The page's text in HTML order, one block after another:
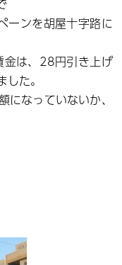
ーンを胡屋十字路に
は、28円引き上げ
た。
なっていないか、